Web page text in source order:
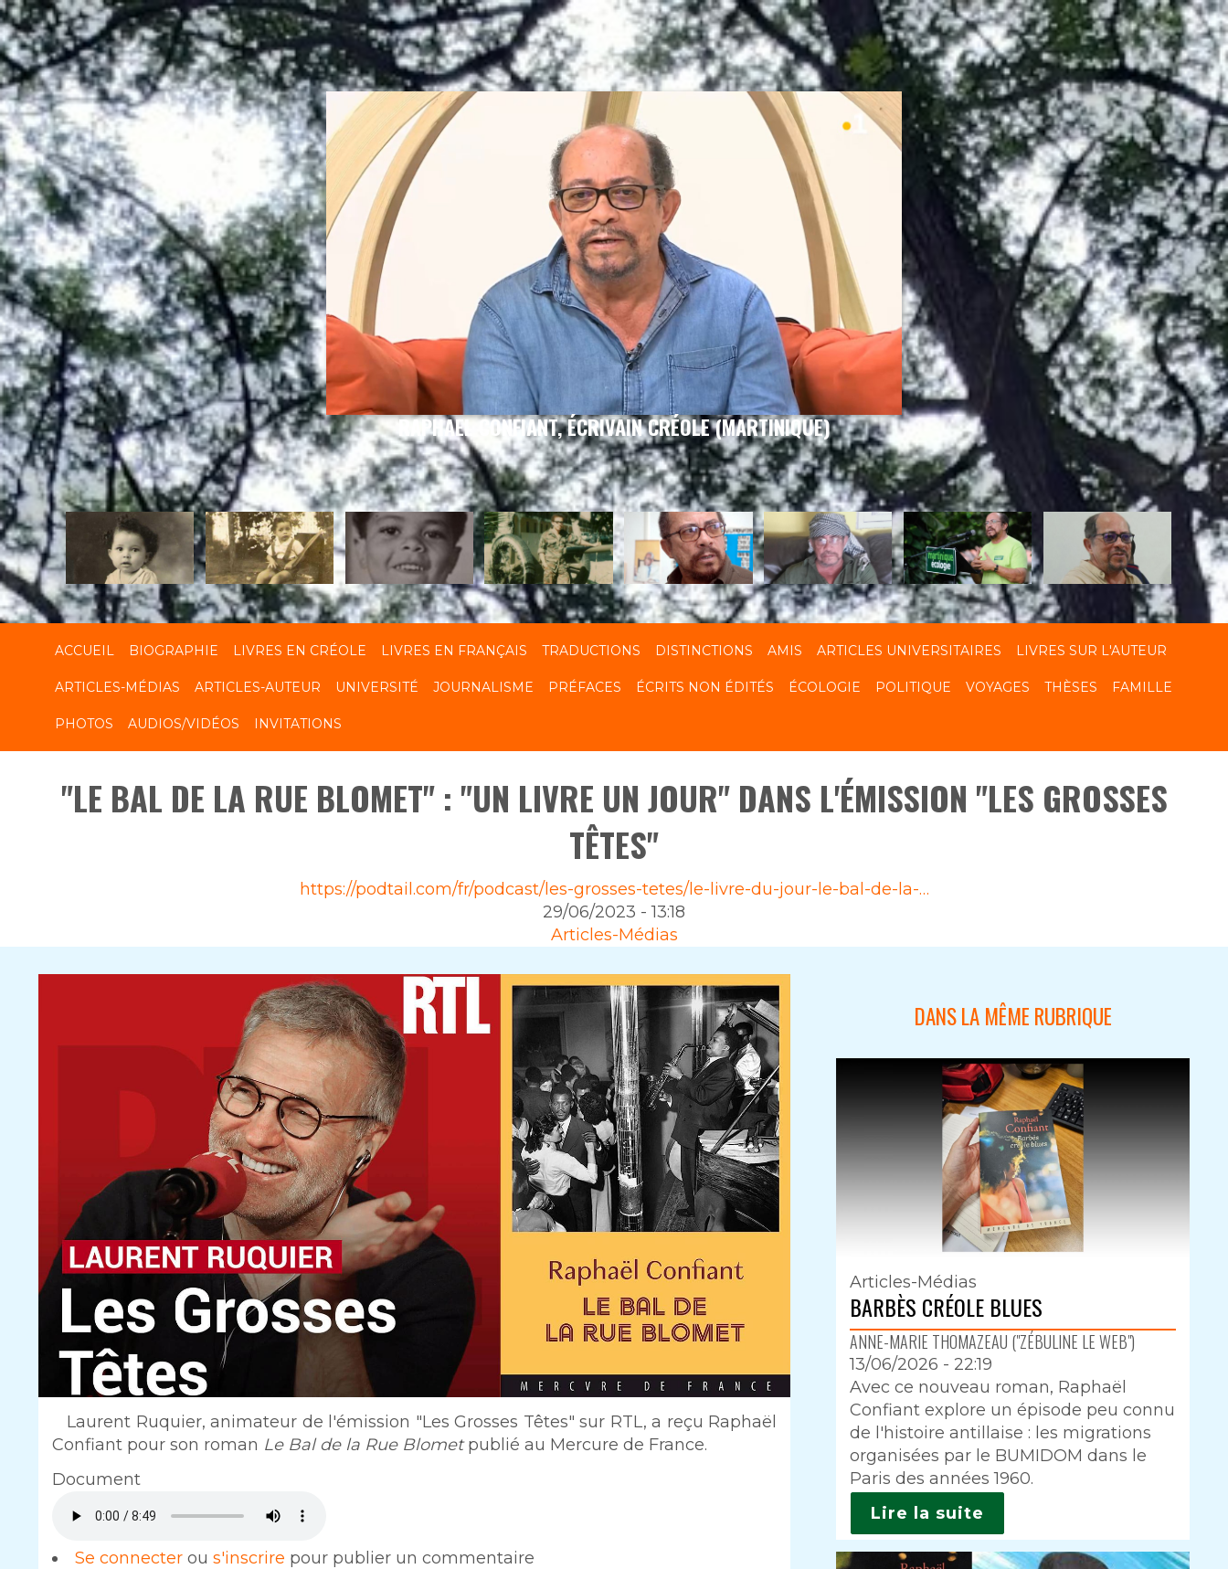
RAPHAEL CONFIANT, ÉCRIVAIN CRÉOLE (MARTINIQUE)
ACCUEIL BIOGRAPHIE LIVRES EN CRÉOLE LIVRES EN FRANÇAIS TRADUCTIONS DISTINCTIONS AMIS ARTICLES UNIVERSITAIRES LIVRES SUR L'AUTEUR
ARTICLES-MÉDIAS ARTICLES-AUTEUR UNIVERSITÉ JOURNALISME PRÉFACES ÉCRITS NON ÉDITÉS ÉCOLOGIE POLITIQUE VOYAGES THÈSES FAMILLE
PHOTOS AUDIOS/VIDÉOS INVITATIONS
"LE BAL DE LA RUE BLOMET" : "UN LIVRE UN JOUR" DANS L'ÉMISSION "LES GROSSES
TÊTES"
https://podtail.com/fr/podcast/les-grosses-tetes/le-livre-du-jour-le-bal-de-la-…
29/06/2023 - 13:18
Articles-Médias
Intro
Laurent Ruquier, animateur de l'émission "Les Grosses Têtes" sur RTL, a reçu Raphaël
Confiant pour son roman Le Bal de la Rue Blometpublié au Mercure de France.
Document
file
Se connecter ou s'inscrire pour publier un commentaire
DANS LA MÊME RUBRIQUE
Articles-Médias
BARBÈS CRÉOLE BLUES
ANNE-MARIE THOMAZEAU ("ZÉBULINE LE WEB")
13/06/2026 - 22:19
Intro
Avec ce nouveau roman, Raphaël
Confiant explore un épisode peu connu
de l'histoire antillaise : les migrations
organisées par le BUMIDOM dans le
Paris des années 1960.
Lire la suite